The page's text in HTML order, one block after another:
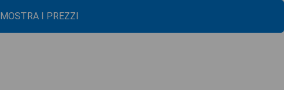
MOSTRA I PREZZI